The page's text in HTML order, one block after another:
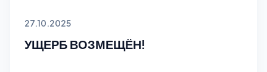
27.10.2025
УЩЕРБ ВОЗМЕЩЁН!